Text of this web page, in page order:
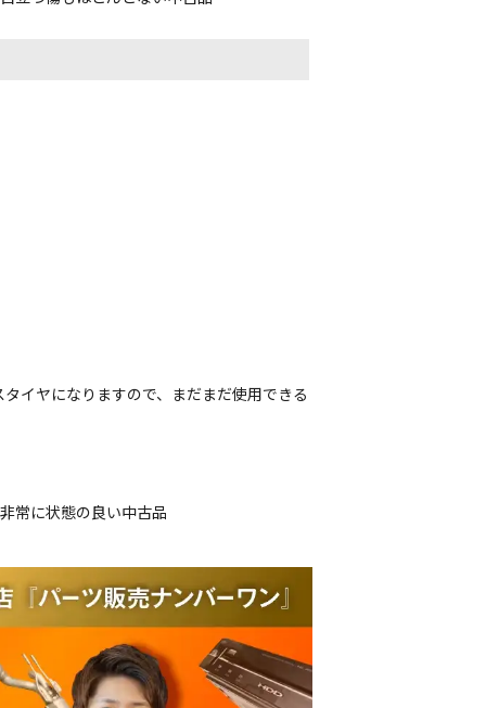
イヤになりますので、まだまだ使用できる
常に状態の良い中古品